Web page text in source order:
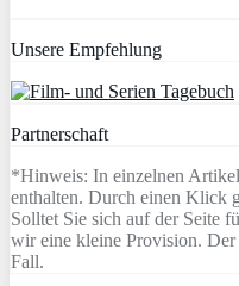
Unsere Empfehlung
Partnerschaft
*Hinweis: In einzelnen
enthalten. Durch einen Klick
Solltet Sie sich auf der Seite
wir eine kleine Provision.
Fall.